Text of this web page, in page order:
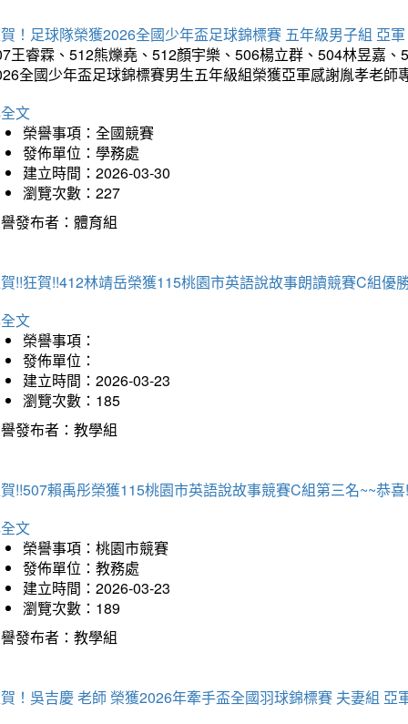
！足球隊榮獲2026全國少年盃足球錦標賽 五年級男子組 亞軍
王睿霖、512熊爍堯、512顏宇樂、506楊立群、504林昱嘉
全國少年盃足球錦標賽男生五年級組榮獲亞軍感謝胤孝老師
文
榮譽事項：全國競賽
發佈單位：學務處
建立時間：2026-03-30
瀏覽次數：227
發布者：體育組
!!狂賀!!412林靖岳榮獲115桃園市英語說故事朗讀競賽C組優
文
榮譽事項：
發佈單位：
建立時間：2026-03-23
瀏覽次數：185
發布者：教學組
!!507賴禹彤榮獲115桃園市英語說故事競賽C組第三名~~恭喜
文
榮譽事項：桃園市競賽
發佈單位：教務處
建立時間：2026-03-23
瀏覽次數：189
發布者：教學組
！吳吉慶 老師 榮獲2026年牽手盃全國羽球錦標賽 夫妻組 亞